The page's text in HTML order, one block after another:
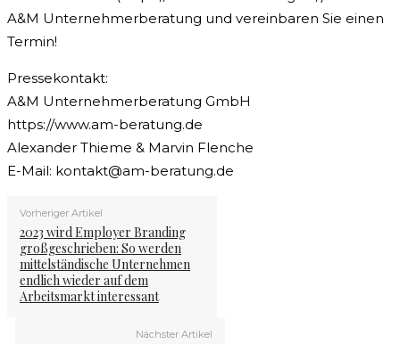
A&M Unternehmerberatung und vereinbaren Sie einen
Termin!
Pressekontakt:
A&M Unternehmerberatung GmbH
https://www.am-beratung.de
Alexander Thieme & Marvin Flenche
E-Mail: kontakt@am-beratung.de
Vorheriger Artikel
2023 wird Employer Branding
großgeschrieben: So werden
mittelständische Unternehmen
endlich wieder auf dem
Arbeitsmarkt interessant
Nächster Artikel